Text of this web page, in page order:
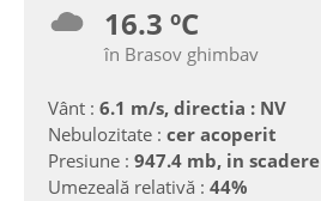
16.3 ºC
în Brasov ghimbav
Vânt : 6.1 m/s, directia : NV
Nebulozitate : cer acoperit
Presiune : 947.4 mb, in scadere
Umezeală relativă : 44%